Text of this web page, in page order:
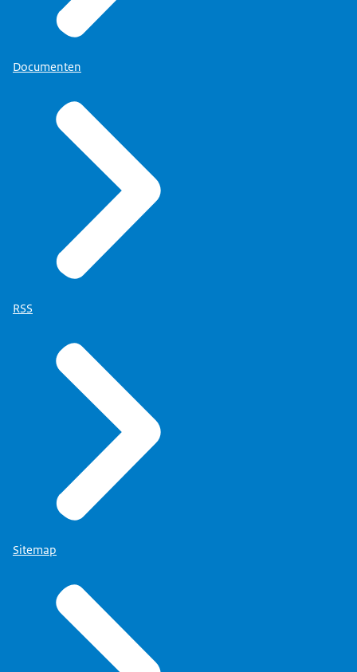
Documenten
RSS
Sitemap